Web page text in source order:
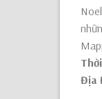
Địa